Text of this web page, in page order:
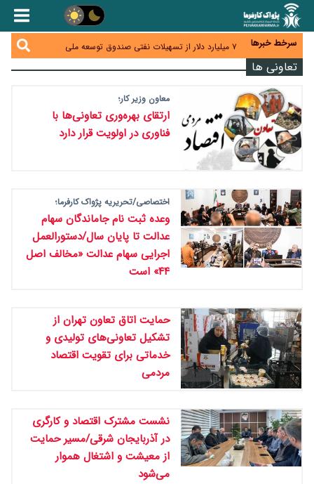
سرخط خبرها
کیف پول ایران؛ از ابزار پرداخت تا سکوی اعتباردهی و
کاهش تقاضا حباب سکه را به زیر ۳ میلیون تومان رساند؛
۷ میلیارد دلار از تسهیلات نفتی صندوق توسعه ملی
معوق شد؛ مطالبات نفتی ۷۸ درصد + فیلم
پروژه‌ها به شبکه بانکی فراخوان داد + فیلم
تعاونی ها
معاون وزیر کار؛
ارتقای بهره‌وری تعاونی‌ها با
فناوری در اولویت قرار دارد
اختصاصی/تحریریه پژواک کارفرما؛
وعده ثبت نام جاماندگان سهام
عدالت تا پایان سال/دستورالعمل
اجرایی سهام عدالت «مخالف اصل
۴۴» است
حمایت اتاق تعاون تهران از
تشکیل تعاونی‌های تولیدی و
خدماتی برای تقویت اقتصاد
مردمی
نشست مشترک اقتصاد و کارگری
در آذربایجان شرقی/مسیر حمایت
از معیشت و اشتغال هموار
می‌شود